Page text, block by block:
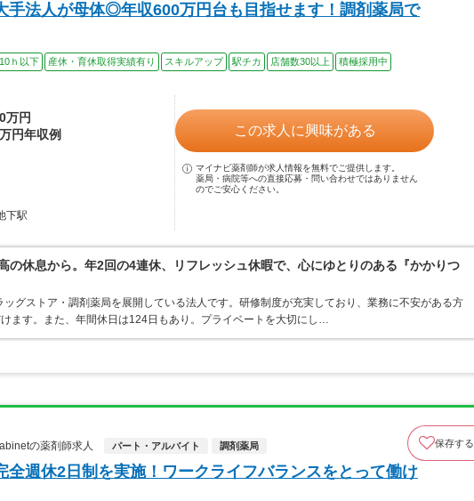
手法人が母体◎年収600万円台も目指せます！調剤薬局で
ｈ以下 産休・育休取得実績有り スキルアップ 駅チカ 店舗数30以上
積極採用中
万円
円年収例
下駅
この求人に興味がある
マイナビ薬剤師が求人情報を無料でご提供します。
薬局・病院等への直接応募・問い合わせではありません
のでご安心ください。
の休息から。年2回の4連休、リフレッシュ休暇で、心にゆとりのある『かかりつ
グストア・調剤薬局を展開している法人です。研修制度が充実しており、業務に不安がある方
ます。また、年間休日は124日もあり。プライベートを大切にし…
の薬剤師求人
パート・アルバイト 調剤薬局 保存する
全週休2日制を実施！ワークライフバランスをとって働け